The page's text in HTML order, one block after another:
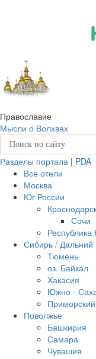
Православие
Мысли о Волхвах
Разделы портала | PDA
Все отели
Москва
Юг России
Сочи
Сибирь / Дальний
Тюмень
оз. Байкал
Хакасия
Южно -
Поволжье
Башкирия
Самара
Чувашия